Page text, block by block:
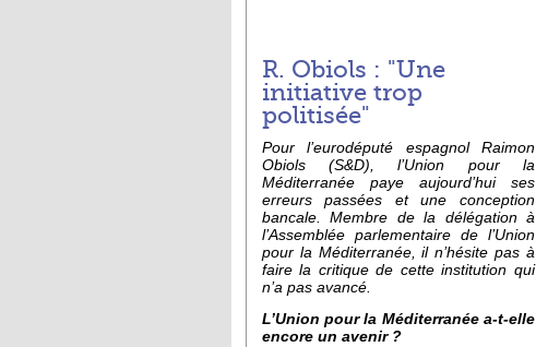
R. Obiols : "Une
initiative trop
politisée"
Pour l’eurodéputé espagnol Raimon
Obiols (S&D), l’Union pour la
Méditerranée paye aujourd’hui ses
erreurs passées et une conception
bancale. Membre de la délégation à
l’Assemblée parlementaire de l’Union
pour la Méditerranée, il n’hésite pas à
faire la critique de cette institution qui
n’a pas avancé.
L’Union pour la Méditerranée a-t-elle
encore un avenir ?